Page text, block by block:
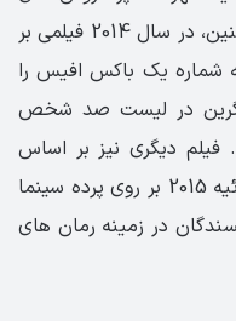
نیویورك تایمز را از ان خود کرد. همچنین، در سال 2014 فیلمی بر
شماره یک باکس افیس را
سال 2014، جان گرین در لیست صد شخص
فیلم دیگری نیز بر اساس
رمان Paper Towns در تاریخ 24 ژوئیه 2015 بر روی پرده سینما
در زمینه رمان های